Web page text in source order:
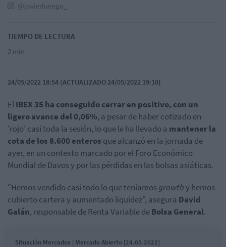
@javierluengo_
TIEMPO DE LECTURA
2 min
24/05/2022 18:54 (ACTUALIZADO 24/05/2022 19:10)
ElIBEX 35 ha conseguido cerrar en positivo, con un
ligero avance del 0,06%, a pesar de haber cotizado en
'rojo' casi toda la sesión, lo que le ha llevado a mantener la
cota de los 8.600 enteros que alcanzó en la jornada de
ayer, en un contexto marcado por el Foro Económico
Mundial de Davos y por las pérdidas en las bolsas asiáticas.
"Hemos vendido casi todo lo que teníamosgrowthy hemos
cubierto cartera y aumentado liquidez", asegura David
Galán, responsable de Renta Variable deBolsa General.
Situación Mercados | Mercado Abierto [24.05.2022]